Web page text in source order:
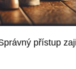
přístup